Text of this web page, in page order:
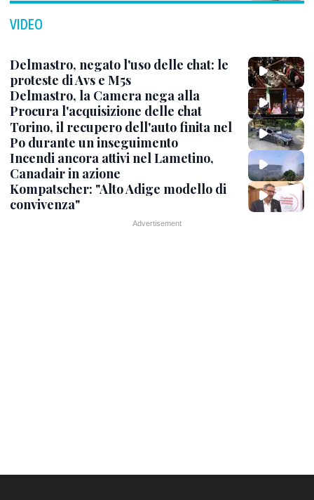
VIDEO
Delmastro, negato l'uso delle chat: le
proteste di Avs e M5s
Delmastro, la Camera nega alla
Procura l'acquisizione delle chat
Torino, il recupero dell'auto finita nel
Po durante un inseguimento
Incendi ancora attivi nel Lametino,
Canadair in azione
Kompatscher: "Alto Adige modello di
convivenza"